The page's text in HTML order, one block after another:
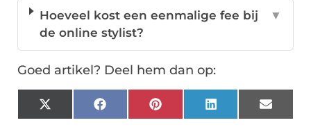
Hoeveel kost een eenmalige fee bij
de online stylist?
▼
Goed artikel? Deel hem dan op:
X
(Twitter)
FacebookPinterestLinkedInEmail